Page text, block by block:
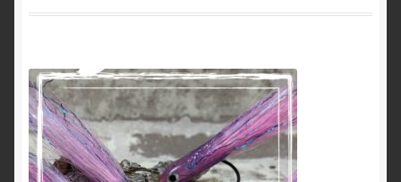
Echtheit von Bewertungen
Kasse
Mein Konto